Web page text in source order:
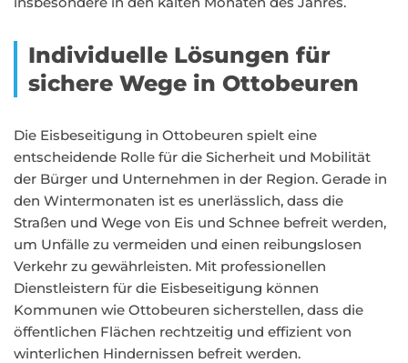
Individuelle Lösungen für
sichere Wege in Ottobeuren
Die Eisbeseitigung in Ottobeuren spielt eine
entscheidende Rolle für die Sicherheit und Mobilität
der Bürger und Unternehmen in der Region. Gerade in
den Wintermonaten ist es unerlässlich, dass die
Straßen und Wege von Eis und Schnee befreit werden,
um Unfälle zu vermeiden und einen reibungslosen
Verkehr zu gewährleisten. Mit professionellen
Dienstleistern für die Eisbeseitigung können
Kommunen wie Ottobeuren sicherstellen, dass die
öffentlichen Flächen rechtzeitig und effizient von
winterlichen Hindernissen befreit werden.